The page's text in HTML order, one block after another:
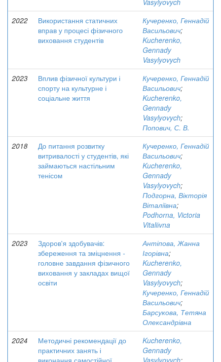
Vasylyovych
2022
Використання статичних
вправ у процесі фізичного
виховання студентів
Кучеренко, Геннадій
Васильович;
Kucherenko,
Gennady
Vasylyovych
2023
Вплив фізичної культури і
спорту на культурне і
соціальне життя
Кучеренко, Геннадій
Васильович;
Kucherenko,
Gennady
Vasylyovych;
Попович, С. В.
2018
До питання розвитку
витривалості у студентів, які
займаються настільним
тенісом
Кучеренко, Геннадій
Васильович;
Kucherenko,
Gennady
Vasylyovych;
Подгорна, Вікторія
Віталіївна;
Podhorna, Victoria
Vitaliіvna
2023
Здоров'я здобувачів:
збереження та зміцнення -
головне завдання фізичного
виховання у закладах вищої
освіти
Антіпова, Жанна
Ігорівна;
Kucherenko,
Gennady
Vasylyovych;
Кучеренко, Геннадій
Васильович;
Барсукова, Тетяна
Олександрівна
2024
Методичні рекомендації до
практичних занять і
виконання самостійної
Kucherenko,
Gennady
Vasylyovych;